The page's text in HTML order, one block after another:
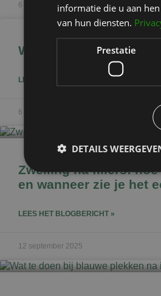
6 oktober 2025
Wanneer kies je voor
LEES HET BLOGBERICHT »
6 oktober 2025
Zwelling na fillers:
en wanneer zie je het
LEES HET BLOGBERICHT »
12 september 2025
informatie die u aan
van hun diensten.
Prestatie
DETAILS
Prestatiecookies worden